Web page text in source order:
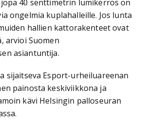
40 senttimetrin lumikerros on
ongelmia kuplahalleille. Jos lunta
hallien kattorakenteet ovat
arvioi Suomen
asiantuntija.
sijaitseva Esport-urheiluareenan
painosta keskiviikkona ja
kävi Helsingin palloseuran